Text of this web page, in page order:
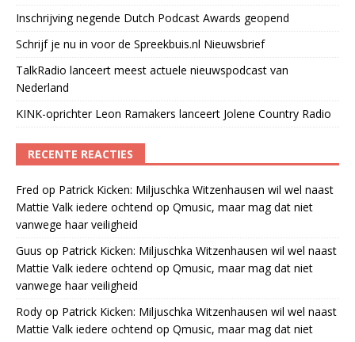
Inschrijving negende Dutch Podcast Awards geopend
Schrijf je nu in voor de Spreekbuis.nl Nieuwsbrief
TalkRadio lanceert meest actuele nieuwspodcast van
Nederland
KINK-oprichter Leon Ramakers lanceert Jolene Country Radio
RECENTE REACTIES
Fred op Patrick Kicken: Miljuschka Witzenhausen wil wel naast
Mattie Valk iedere ochtend op Qmusic, maar mag dat niet
vanwege haar veiligheid
Guus op Patrick Kicken: Miljuschka Witzenhausen wil wel naast
Mattie Valk iedere ochtend op Qmusic, maar mag dat niet
vanwege haar veiligheid
Rody op Patrick Kicken: Miljuschka Witzenhausen wil wel naast
Mattie Valk iedere ochtend op Qmusic, maar mag dat niet